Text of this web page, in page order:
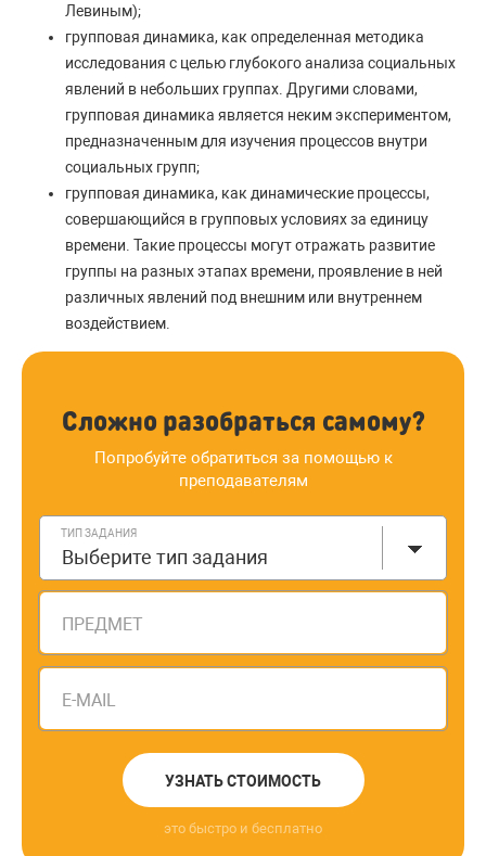
Левиным);
групповая динамика, как определенная методика
исследования с целью глубокого анализа социальных
явлений в небольших группах. Другими словами,
групповая динамика является неким экспериментом,
предназначенным для изучения процессов внутри
социальных групп;
групповая динамика, как динамические процессы,
совершающийся в групповых условиях за единицу
времени. Такие процессы могут отражать развитие
группы на разных этапах времени, проявление в ней
различных явлений под внешним или внутреннем
воздействием.
Сложно разобраться самому?
Попробуйте обратиться за помощью к
преподавателям
ТИП ЗАДАНИЯ
Выберите тип задания
ПРЕДМЕТ
E-MAIL
УЗНАТЬ СТОИМОСТЬ
это быстро и бесплатно